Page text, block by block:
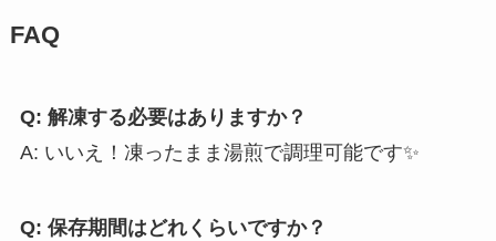
FAQ
Q: 解凍する必要はありますか？
A: いいえ！凍ったまま湯煎で調理可能です✨
Q: 保存期間はどれくらいですか？